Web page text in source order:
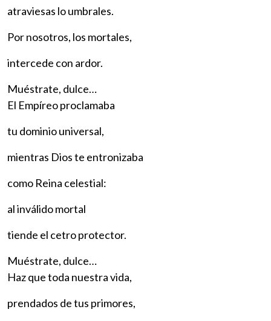
atraviesas lo umbrales.
Por nosotros, los mortales,
intercede con ardor.
Muéstrate, dulce…
El Empíreo proclamaba
tu dominio universal,
mientras Dios te entronizaba
como Reina celestial:
al inválido mortal
tiende el cetro protector.
Muéstrate, dulce…
Haz que toda nuestra vida,
prendados de tus primores,